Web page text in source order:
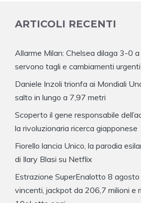
ARTICOLI RECENTI
Allarme Milan: Chelsea dilaga 3-0
servono tagli e cambiamenti urgenti
Daniele Inzoli trionfa ai Mondiali
salto in lungo a 7,97 metri
Scoperto il gene responsabile
la rivoluzionaria ricerca giapponese
Fiorello lancia Unico, la parodia
di Ilary Blasi su Netflix
Estrazione SuperEnalotto 8
vincenti, jackpot da 206,7 milioni e